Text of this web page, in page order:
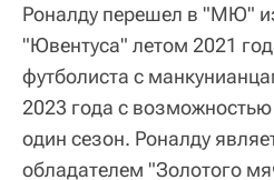
Роналду перешел в "МЮ"
"Ювентуса" летом 2021
футболиста с
2023 года с
один сезон. Роналду
обладателем "Золотого